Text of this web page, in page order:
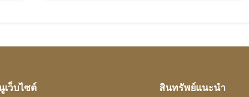
เว็บไซต์ สินทรัพย์แนะนำ